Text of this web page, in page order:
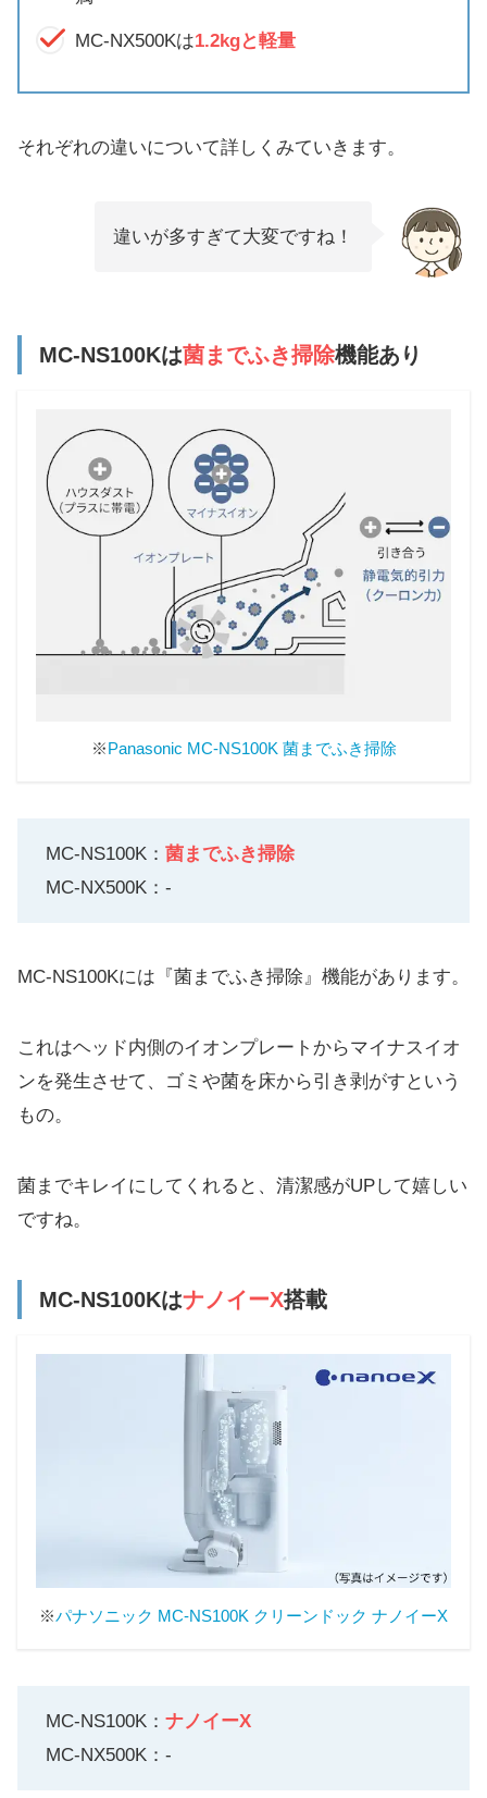
MC-NX500Kは1.2kgと軽量
それぞれの違いについて詳しくみていきます。
違いが多すぎて大変ですね！
MC-NS100Kは菌までふき掃除機能あり
※Panasonic MC-NS100K 菌までふき掃除
MC-NS100K： 菌までふき掃除
MC-NX500K：-
MC-NS100Kには『菌までふき掃除』機能があります。
これはヘッド内側のイオンプレートからマイナスイオ
ンを発生させて、ゴミや菌を床から引き剥がすという
もの。
菌までキレイにしてくれると、清潔感がUPして嬉しい
ですね。
MC-NS100KはナノイーX搭載
※パナソニック MC-NS100K クリーンドック ナノイーX
MC-NS100K： ナノイーX
MC-NX500K：-